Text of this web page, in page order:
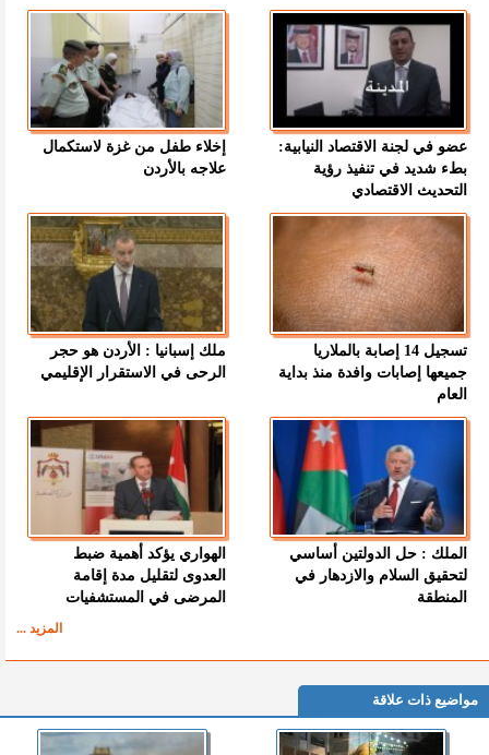
عضو في لجنة الاقتصاد النيابية:
بطء شديد في تنفيذ رؤية
التحديث الاقتصادي
إخلاء طفل من غزة لاستكمال
علاجه بالأردن
تسجيل 14 إصابة بالملاريا
جميعها إصابات وافدة منذ بداية
العام
ملك إسبانيا : الأردن هو حجر
الرحى في الاستقرار الإقليمي
الملك : حل الدولتين أساسي
لتحقيق السلام والازدهار في
المنطقة
الهواري يؤكد أهمية ضبط
العدوى لتقليل مدة إقامة
المرضى في المستشفيات
المزيد ...
مواضيع ذات علاقة